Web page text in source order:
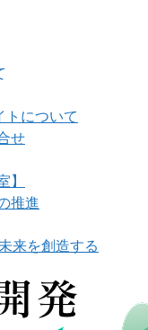
トについて
せ
】
推進
来を創造する